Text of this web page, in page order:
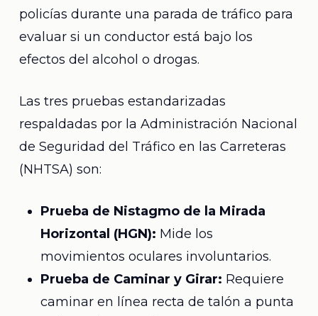
policías durante una parada de tráfico para
evaluar si un conductor está bajo los
efectos del alcohol o drogas.
Las tres pruebas estandarizadas
respaldadas por la Administración Nacional
de Seguridad del Tráfico en las Carreteras
(NHTSA) son:
Prueba de Nistagmo de la Mirada
Horizontal (HGN): Mide los
movimientos oculares involuntarios.
Prueba de Caminar y Girar: Requiere
caminar en línea recta de talón a punta